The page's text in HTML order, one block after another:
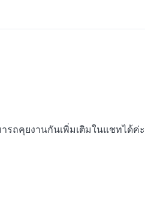
รถคุยงานกันเพิ่มเติมในแชทได้ค่ะ